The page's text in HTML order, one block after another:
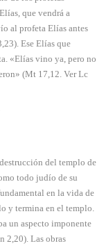
que vendrá a
al profeta Elías antes
Ese Elías que
«Elías vino ya, pero no
(Mt 17,12. Ver Lc
del templo de
todo judío de su
en la vida de
y termina en el templo.
un aspecto imponente
2,20). Las obras